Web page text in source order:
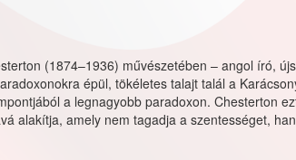
(1874–1936) művészetében – angol író,
épül, tökéletes talajt talál a
a legnagyobb paradoxon. Chesterton
alakítja, amely nem tagadja a szentességet,